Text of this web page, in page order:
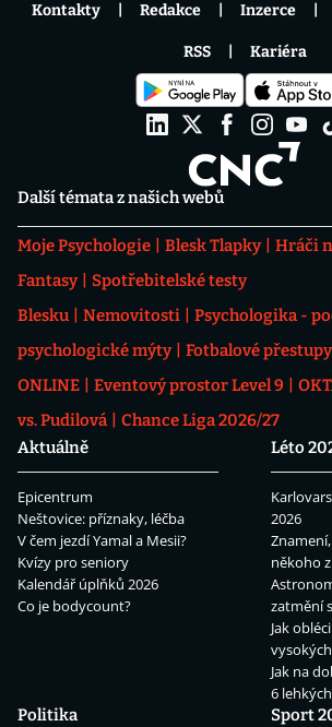
Další témata z našich webů
Moje Psychologie Blesk Tlapky Hráči
Fantasy
Spotřebitelské testy
Blesku
Nemovitosti
Psychologika -
psychologické mýty
Fotbalové přestupy
ONLINE
Eventový prostor Level 9
vs. Pudilová
Chance Liga 2026/27
Aktuálně
Epicentrum
Neštovice: příznaky, léčba
V čem jezdí Yamal a Mesii?
Kvízy pro seniory
Kalendář úplňků 2026
Co je bodycount?
Léto
2026
někoho
zatmění
Jak
Jak na
6
Politika
Sport
Kontakty Redakce Inzerce
RSS Kariéra